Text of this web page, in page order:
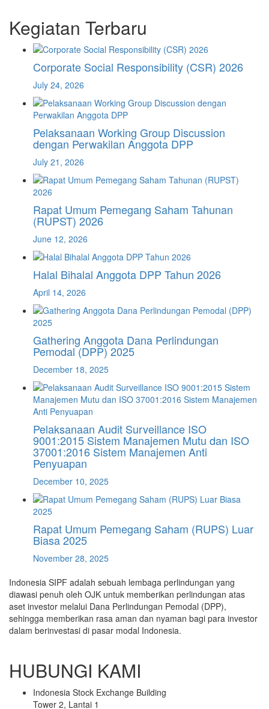
Kegiatan Terbaru
Corporate Social Responsibility (CSR) 2026
July 24, 2026
Pelaksanaan Working Group Discussion
dengan Perwakilan Anggota DPP
July 21, 2026
Rapat Umum Pemegang Saham Tahunan
(RUPST) 2026
June 12, 2026
Halal Bihalal Anggota DPP Tahun 2026
April 14, 2026
Gathering Anggota Dana Perlindungan
Pemodal (DPP) 2025
December 18, 2025
Pelaksanaan Audit Surveillance ISO
9001:2015 Sistem Manajemen Mutu dan ISO
37001:2016 Sistem Manajemen Anti
Penyuapan
December 10, 2025
Rapat Umum Pemegang Saham (RUPS) Luar
Biasa 2025
November 28, 2025
Indonesia SIPF adalah sebuah lembaga perlindungan yang
diawasi penuh oleh OJK untuk memberikan perlindungan atas
aset investor melalui Dana Perlindungan Pemodal (DPP),
sehingga memberikan rasa aman dan nyaman bagi para investor
dalam berinvestasi di pasar modal Indonesia.
HUBUNGI KAMI
Indonesia Stock Exchange Building
Tower 2, Lantai 1